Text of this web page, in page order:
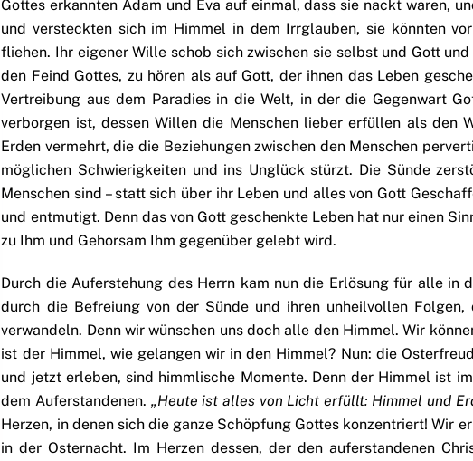
Gottes erkannten Adam und Eva auf einmal, dass sie nackt waren,
und versteckten sich im Himmel in dem Irrglauben, sie könnten
fliehen. Ihr eigener Wille schob sich zwischen sie selbst und Gott
den Feind Gottes, zu hören als auf Gott, der ihnen das Leben
Vertreibung aus dem Paradies in die Welt, in der die Gegenwart
verborgen ist, dessen Willen die Menschen lieber erfüllen als den
Erden vermehrt, die die Beziehungen zwischen den Menschen
möglichen Schwierigkeiten und ins Unglück stürzt. Die Sünde
Menschen sind – statt sich über ihr Leben und alles von Gott
und entmutigt. Denn das von Gott geschenkte Leben hat nur einen
zu Ihm und Gehorsam Ihm gegenüber gelebt wird.
Durch die Auferstehung des Herrn kam nun die Erlösung für alle in
durch die Befreiung von der Sünde und ihren unheilvollen
verwandeln. Denn wir wünschen uns doch alle den Himmel. Wir
ist der Himmel, wie gelangen wir in den Himmel? Nun: die
und jetzt erleben, sind himmlische Momente. Denn der Himmel ist
dem Auferstandenen. „Heute ist alles von Licht erfüllt: Himmel und
Herzen, in denen sich die ganze Schöpfung Gottes konzentriert! Wir
in der Osternacht. Im Herzen dessen, der den auferstandenen